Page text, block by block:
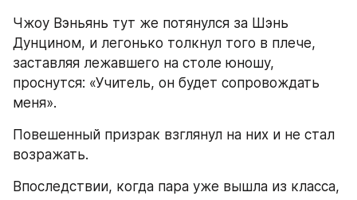
Чжоу Вэньянь тут же потянулся за Шэнь
Дунцином, и легонько толкнул того в плече,
заставляя лежавшего на столе юношу,
проснутся: «Учитель, он будет сопровождать
меня».
Повешенный призрак взглянул на них и не стал
возражать.
Впоследствии, когда пара уже вышла из класса,